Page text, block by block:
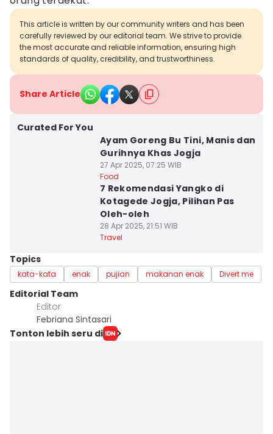
This article is written by our community writers and has been
carefully reviewed by our editorial team. We strive to provide
the most accurate and reliable information, ensuring high
standards of quality, credibility, and trustworthiness.
Share Article
Curated For You
Ayam Goreng Bu Tini, Manis dan
Gurihnya Khas Jogja
27 Apr 2025, 07:25 WIB
Food
7 Rekomendasi Yangko di
Kotagede Jogja, Pilihan Pas
Oleh-oleh
28 Apr 2025, 21:51 WIB
Travel
Topics
kata-kata enak pujian makanan enak Divert me
Editorial Team
Editor
Febriana Sintasari
Tonton lebih seru di